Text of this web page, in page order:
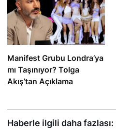
Manifest Grubu Londra’ya
mı Taşınıyor? Tolga
Akış’tan Açıklama
Haberle ilgili daha fazlası: